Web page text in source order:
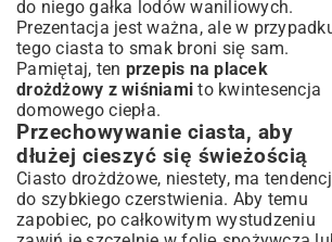
do niego gałka lodów waniliowych.
Prezentacja jest ważna, ale w
tego ciasta to smak broni się sam.
Pamiętaj, ten przepis na placek
drożdżowy z wiśniami to kwintesencja
domowego ciepła.
Przechowywanie ciasta, aby
dłużej cieszyć się świeżością
Ciasto drożdżowe, niestety, ma
do szybkiego czerstwienia. Aby temu
zapobiec, po całkowitym wystudzeniu